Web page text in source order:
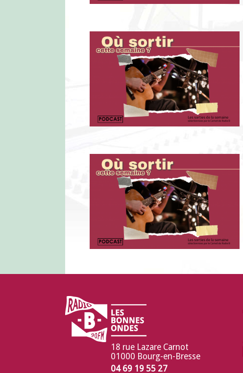
18 rue Lazare Carnot
01000 Bourg-en-Bresse
04 69 19 55 27